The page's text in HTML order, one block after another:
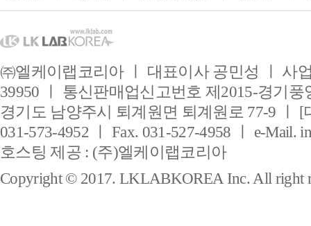
㈜엘케이랩코리아 ㅣ 대표이사 공민성 ㅣ 사
39950 ㅣ 통신판매업신고번호 제2015-경기풍
경기도 남양주시 퇴계원면 퇴계원로 77-9 ㅣ [
031-573-4952 ㅣ Fax. 031-527-4958 ㅣ e-Mail.
호스팅 제공 : (주)엘케이랩코리아
Copyright © 2017. LKLABKOREA Inc. All right